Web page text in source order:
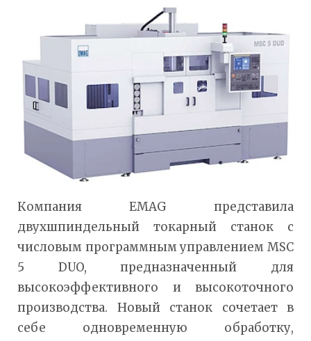
Компания EMAG представила
двухшпиндельный токарный станок с
числовым программным управлением MSC
5 DUO, предназначенный для
высокоэффективного и высокоточного
производства. Новый станок сочетает в
себе одновременную обработку,